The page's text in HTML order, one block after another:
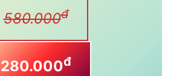
580.000đ
280.000đ